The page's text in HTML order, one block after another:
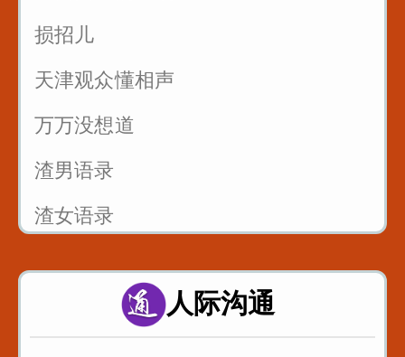
反复练习1w遍_主播基本功_直播话术
4
反复练习1w遍_主播基本功_直播话术
损招儿
天津观众懂相声
万万没想道
渣男语录
渣女语录
假戏假做_真热闹_哈哈
人际沟通